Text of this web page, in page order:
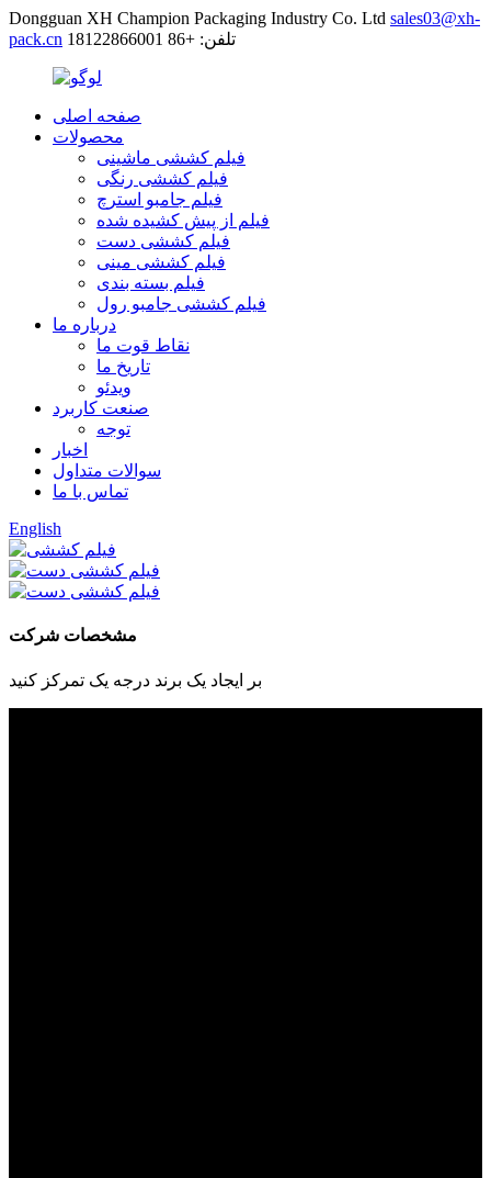
Dongguan XH Champion Packaging Industry Co. Ltd sales03@xh-
pack.cn
تلفن: +86 18122866001
صفحه اصلی
محصولات
فیلم کششی ماشینی
فیلم کششی رنگی
فیلم جامبو استرچ
فیلم از پیش کشیده شده
فیلم کششی دست
فیلم کششی مینی
فیلم بسته بندی
فیلم کششی جامبو رول
درباره ما
نقاط قوت ما
تاریخ ما
ویدئو
صنعت کاربرد
توجه
اخبار
سوالات متداول
تماس با ما
English
مشخصات شرکت
بر ایجاد یک برند درجه یک تمرکز کنید